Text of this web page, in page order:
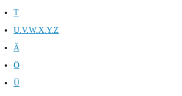
T
U.V.W.X.Y.Z
Ä
Ö
Ü